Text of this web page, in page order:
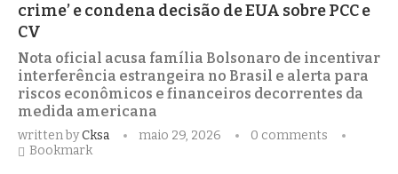
crime’ e condena decisão de EUA sobre PCC e
CV
Nota oficial acusa família Bolsonaro de incentivar
interferência estrangeira no Brasil e alerta para
riscos econômicos e financeiros decorrentes da
medida americana
written byCksa maio 29, 2026
0 comments
Bookmark